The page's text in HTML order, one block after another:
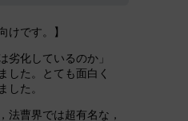
けです。】
劣化しているのか」
した。とても面白く
した。
法曹界では超有名な，